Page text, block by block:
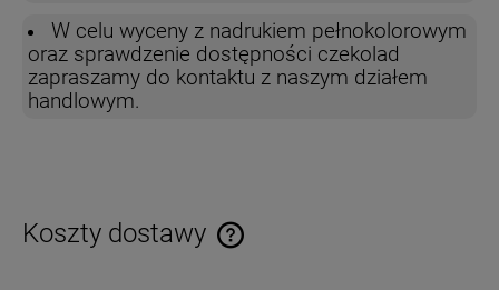
W celu wyceny z nadrukiem pełnokolorowym
oraz sprawdzenie dostępności czekolad
zapraszamy do kontaktu z naszym działem
handlowym.
Koszty dostawy
Cena nie zawiera ewentualnych kosztów płatności